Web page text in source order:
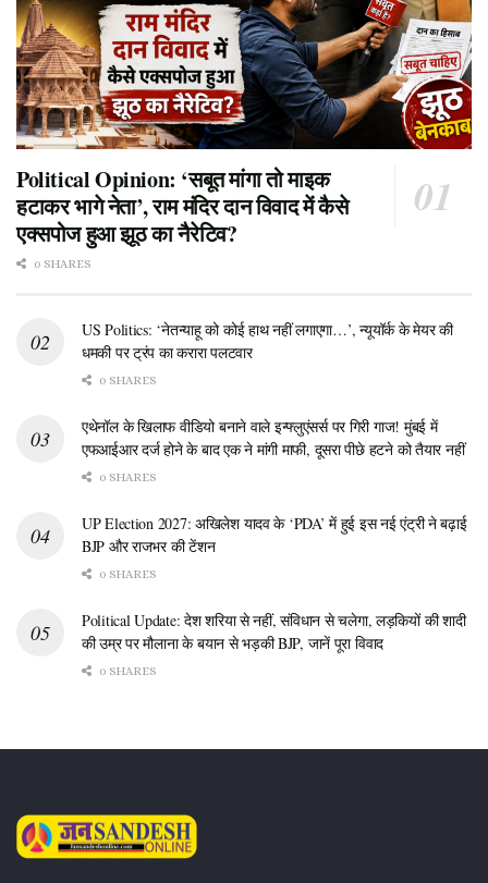
Political Opinion: ‘सबूत मांगा तो माइक
हटाकर भागे नेता’, राम मंदिर दान विवाद में कैसे
एक्सपोज हुआ झूठ का नैरेटिव?
0 SHARES
US Politics: ‘नेतन्याहू को कोई हाथ नहीं लगाएगा…’, न्यूयॉर्क के मेयर की
धमकी पर ट्रंप का करारा पलटवार
0 SHARES
एथेनॉल के खिलाफ वीडियो बनाने वाले इन्फ्लुएंसर्स पर गिरी गाज! मुंबई में
एफआईआर दर्ज होने के बाद एक ने मांगी माफी, दूसरा पीछे हटने को तैयार नहीं
0 SHARES
UP Election 2027: अखिलेश यादव के ‘PDA’ में हुई इस नई एंट्री ने बढ़ाई
BJP और राजभर की टेंशन
0 SHARES
Political Update: देश शरिया से नहीं, संविधान से चलेगा, लड़कियों की शादी
की उम्र पर मौलाना के बयान से भड़की BJP, जानें पूरा विवाद
0 SHARES